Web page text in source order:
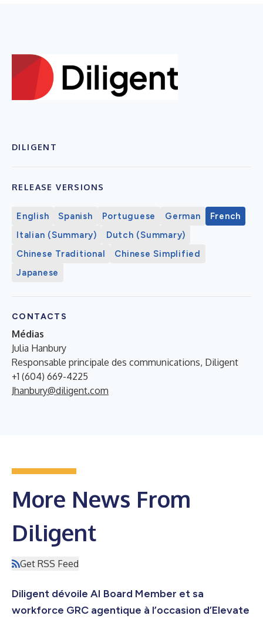
DILIGENT
RELEASE VERSIONS
English Spanish Portuguese German
French
Italian (Summary)
Dutch (Summary)
Chinese Traditional
Chinese Simplified
Japanese
CONTACTS
Médias
Julia Hanbury
Responsable principale des communications, Diligent
+1 (604) 669-4225
Jhanbury@diligent.com
More News From
Diligent
Get RSS Feed
Diligent dévoile AI Board Member et sa
workforce GRC agentique à l’occasion d’Elevate